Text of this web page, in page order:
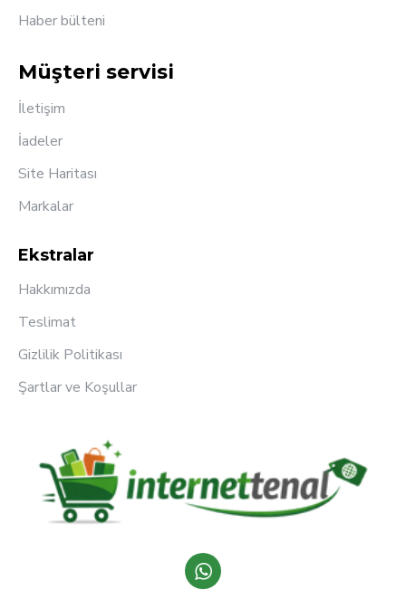
Haber bülteni
Müşteri servisi
İletişim
İadeler
Site Haritası
Markalar
Ekstralar
Hakkımızda
Teslimat
Gizlilik Politikası
Şartlar ve Koşullar